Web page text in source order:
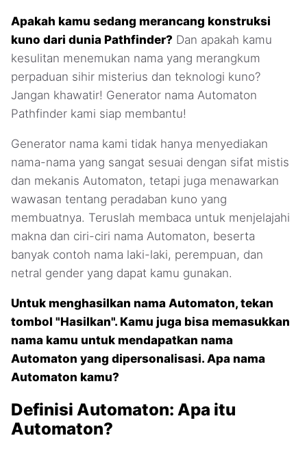
Apakah kamu sedang merancang konstruksi
kuno dari dunia Pathfinder? Dan apakah kamu
kesulitan menemukan nama yang merangkum
perpaduan sihir misterius dan teknologi kuno?
Jangan khawatir! Generator nama Automaton
Pathfinder kami siap membantu!
Generator nama kami tidak hanya menyediakan
nama-nama yang sangat sesuai dengan sifat mistis
dan mekanis Automaton, tetapi juga menawarkan
wawasan tentang peradaban kuno yang
membuatnya. Teruslah membaca untuk menjelajahi
makna dan ciri-ciri nama Automaton, beserta
banyak contoh nama laki-laki, perempuan, dan
netral gender yang dapat kamu gunakan.
Untuk menghasilkan nama Automaton, tekan
tombol "Hasilkan". Kamu juga bisa memasukkan
nama kamu untuk mendapatkan nama
Automaton yang dipersonalisasi. Apa nama
Automaton kamu?
Definisi Automaton: Apa itu
Automaton?